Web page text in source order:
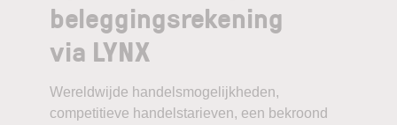
beleggingsrekening
via LYNX
Wereldwijde handelsmogelijkheden,
competitieve handelstarieven, een bekroond